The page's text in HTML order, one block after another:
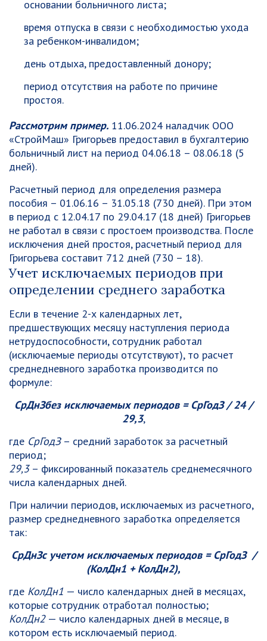
основании больничного листа;
время отпуска в связи с необходимостью ухода
за ребенком-инвалидом;
день отдыха, предоставленный донору;
период отсутствия на работе по причине
простоя.
Рассмотрим пример. 11.06.2024 наладчик ООО
«СтройМаш» Григорьев предоставил в бухгалтерию
больничный лист на период 04.06.18 – 08.06.18 (5
дней).
Расчетный период для определения размера
пособия – 01.06.16 – 31.05.18 (730 дней). При этом
в период с 12.04.17 по 29.04.17 (18 дней) Григорьев
не работал в связи с простоем производства. После
исключения дней простоя, расчетный период для
Григорьева составит 712 дней (730 – 18).
Учет исключаемых периодов при
определении среднего заработка
Если в течение 2-х календарных лет,
предшествующих месяцу наступления периода
нетрудоспособности, сотрудник работал
(исключаемые периоды отсутствуют), то расчет
среднедневного заработка производится по
формуле:
СрДнЗбез исключаемых периодов= СрГодЗ / 24 /
29,3,
где СрГодЗ– средний заработок за расчетный
период;
29,3– фиксированный показатель среднемесячного
числа календарных дней.
При наличии периодов, исключаемых из расчетного,
размер среднедневного заработка определяется
так:
СрДнЗс учетом исключаемых периодов= СрГодЗ /
(КолДн1 + КолДн2),
где КолДн1 — число календарных дней в месяцах,
которые сотрудник отработал полностью;
КолДн2— число календарных дней в месяце, в
котором есть исключаемый период.